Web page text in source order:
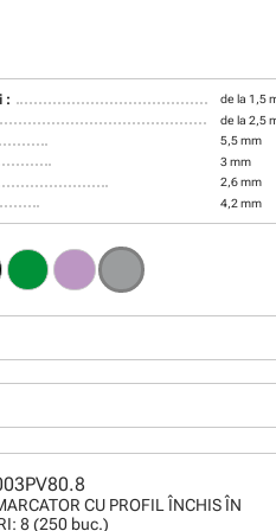
: de la 1,5
de la 2,5
5,5 mm
3 mm
2,6 mm
4,2 mm
CU PROFIL ÎNCHIS ÎN
8 (250 buc.)